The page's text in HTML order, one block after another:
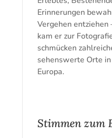
Erinnerungen
Vergehen entziehen
kam er zur
schmücken
sehenswerte Orte
Europa.
Stimmen zum